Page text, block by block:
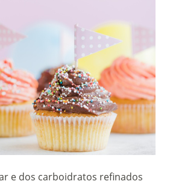
e dos carboidratos refinados